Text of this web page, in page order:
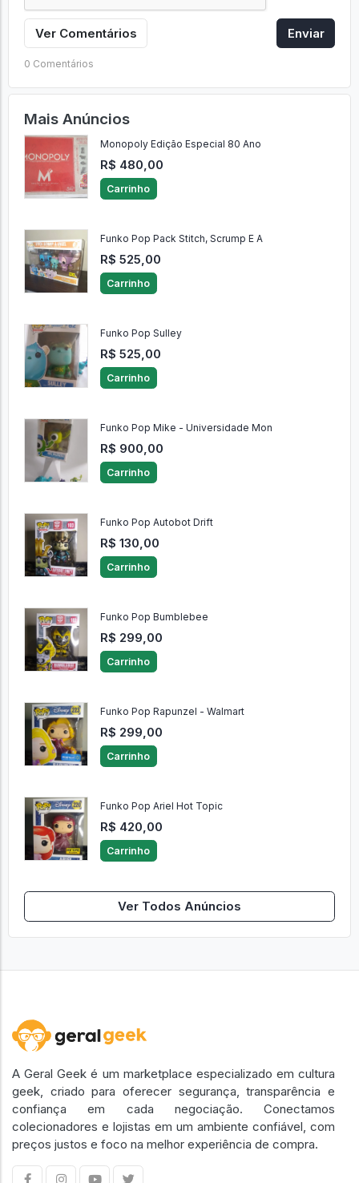
Ver Comentários Enviar
0 Comentários
Mais Anúncios
Monopoly Edição Especial 80 Ano
R$ 480,00
Carrinho
Funko Pop Pack Stitch, Scrump E A
R$ 525,00
Carrinho
Funko Pop Sulley
R$ 525,00
Carrinho
Funko Pop Mike - Universidade Mon
R$ 900,00
Carrinho
Funko Pop Autobot Drift
R$ 130,00
Carrinho
Funko Pop Bumblebee
R$ 299,00
Carrinho
Funko Pop Rapunzel - Walmart
R$ 299,00
Carrinho
Funko Pop Ariel Hot Topic
R$ 420,00
Carrinho
Ver Todos Anúncios
A Geral Geek é um marketplace especializado em cultura
geek, criado para oferecer segurança, transparência e
confiança em cada negociação. Conectamos
colecionadores e lojistas em um ambiente confiável, com
preços justos e foco na melhor experiência de compra.